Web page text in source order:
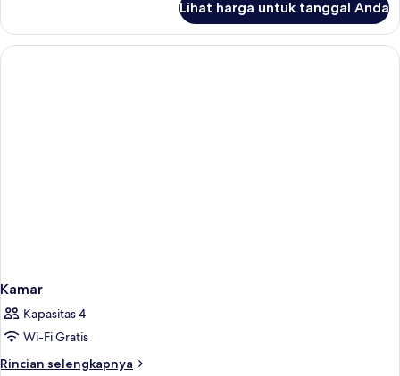
Kamar
Lihat harga untuk tanggal Anda
Kamar
Kapasitas 4
Wi-Fi Gratis
Rincian selengkapnya
Rincian